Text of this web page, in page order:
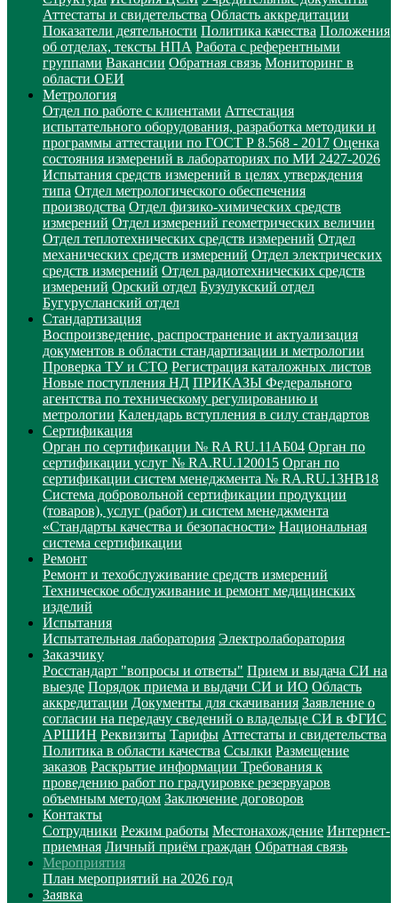
Аттестаты и свидетельства Область аккредитации
Показатели деятельности Политика качества Положения
об отделах, тексты НПА Работа с референтными
группами Вакансии Обратная связь Мониторинг в
области ОЕИ
Метрология
Отдел по работе с клиентами Аттестация
испытательного оборудования, разработка методики и
программы аттестации по ГОСТ Р 8.568 - 2017 Оценка
состояния измерений в лабораториях по МИ 2427-2026
Испытания средств измерений в целях утверждения
типа Отдел метрологического обеспечения
производства Отдел физико-химических средств
измерений Отдел измерений геометрических величин
Отдел теплотехнических средств измерений Отдел
механических средств измерений Отдел электрических
средств измерений Отдел радиотехнических средств
измерений Орский отдел Бузулукский отдел
Бугурусланский отдел
Стандартизация
Воспроизведение, распространение и актуализация
документов в области стандартизации и метрологии
Проверка ТУ и СТО Регистрация каталожных листов
Новые поступления НД ПРИКАЗЫ Федерального
агентства по техническому регулированию и
метрологии Календарь вступления в силу стандартов
Сертификация
Орган по сертификации № RA RU.11АБ04 Орган по
сертификации услуг № RA.RU.120015 Орган по
сертификации систем менеджмента № RA.RU.13HB18
Система добровольной сертификации продукции
(товаров), услуг (работ) и систем менеджмента
«Стандарты качества и безопасности» Национальная
система сертификации
Ремонт
Ремонт и техобслуживание средств измерений
Техническое обслуживание и ремонт медицинских
изделий
Испытания
Испытательная лаборатория Электролаборатория
Заказчику
Росстандарт "вопросы и ответы" Прием и выдача СИ на
выезде Порядок приема и выдачи СИ и ИО Область
аккредитации Документы для скачивания Заявление о
согласии на передачу сведений о владельце СИ в ФГИС
АРШИН Реквизиты Тарифы Аттестаты и свидетельства
Политика в области качества Ссылки Размещение
заказов Раскрытие информации Требования к
проведению работ по градуировке резервуаров
объемным методом Заключение договоров
Контакты
Сотрудники Режим работы Местонахождение Интернет-
приемная Личный приём граждан Обратная связь
Мероприятия
План мероприятий на 2026 год
Заявка